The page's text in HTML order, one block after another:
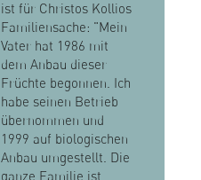
ist für Christos Kollios
Familiensache: "Mein
Vater hat 1986 mit
dem Anbau dieser
Früchte begonnen. Ich
habe seinen Betrieb
übernommen und
1999 auf biologischen
Anbau umgestellt. Die
ganze Familie ist